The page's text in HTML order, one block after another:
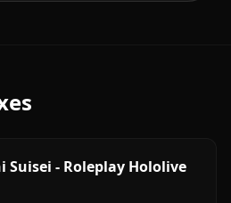
Suisei - Roleplay Hololive